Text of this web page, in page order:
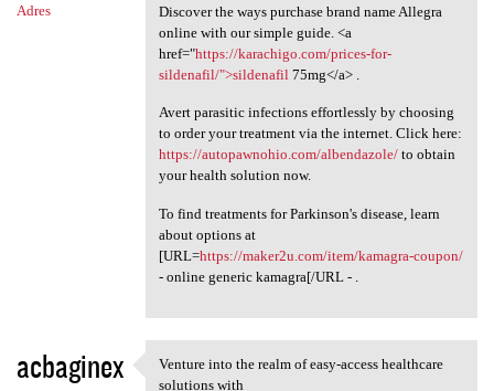
Adres
Discover the ways purchase brand name Allegra
online with our simple guide. <a
href="https://karachigo.com/prices-for-
sildenafil/">sildenafil 75mg</a> .
Avert parasitic infections effortlessly by choosing
to order your treatment via the internet. Click here:
https://autopawnohio.com/albendazole/to obtain
your health solution now.
To find treatments for Parkinson's disease, learn
about options at
[URL=https://maker2u.com/item/kamagra-coupon/
- online generic kamagra[/URL - .
acbaginex Venture into the realm of
Venture into the realm of easy-access healthcare
solutions with